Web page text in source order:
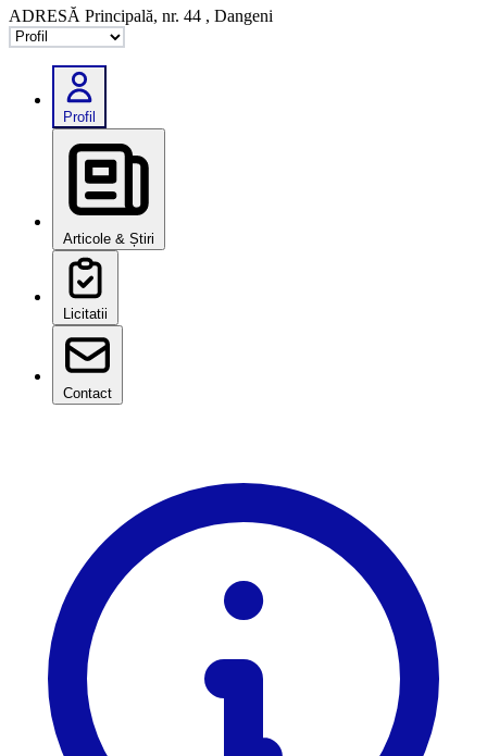
ADRESĂ Principală, nr. 44 , Dangeni
Selectează tab
Profil
Articole & Știri
Licitatii
Contact